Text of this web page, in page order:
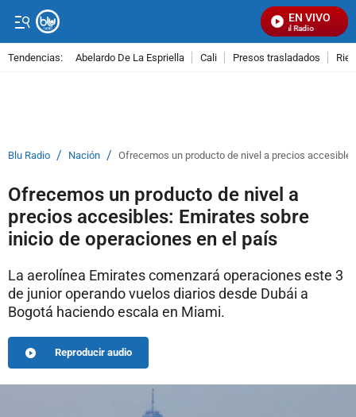
EN VIVO
Señal Visual Radio
Tendencias: Abelardo De La Espriella Cali Presos trasladados
Blu Radio / Nación / Ofrecemos un producto de nivel a precios
Ofrecemos un producto de nivel a
precios accesibles: Emirates sobre
inicio de operaciones en el país
La aerolínea Emirates comenzará operaciones este 3
de junior operando vuelos diarios desde Dubái a
Bogotá haciendo escala en Miami.
Reproducir audio